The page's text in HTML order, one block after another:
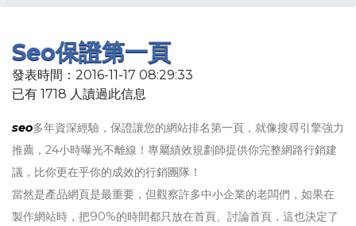
Seo保證第一頁
發表時間：2016-11-17 08:29:33
已有 1718 人讀過此信息
seo多年資深經驗，保證讓您的網站排名第一頁，就像搜尋引擎強力
推薦，24小時曝光不離線！專屬績效規劃師提供你完整網路行銷建
議，比你更在乎你的成效的行銷團隊！
當然是產品網頁是最重要，但觀察許多中小企業的老闆們，如果在
製作網站時，把90%的時間都只放在首頁、討論首頁，這也決定了